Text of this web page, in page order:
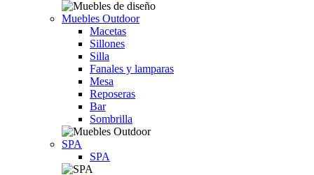
Muebles Outdoor
Macetas
Sillones
Silla
Fanales y lamparas
Mesa
Reposeras
Bar
Sombrilla
SPA
SPA